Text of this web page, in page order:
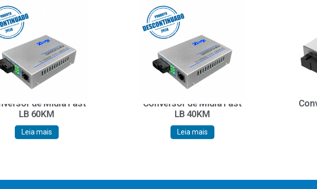
de Mídia Fast
LB 60KM
Leia mais
Conversor de Mídia Fast
LB 40KM
Leia mais